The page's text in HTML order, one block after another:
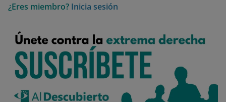
¿Eres miembro? Inicia sesión